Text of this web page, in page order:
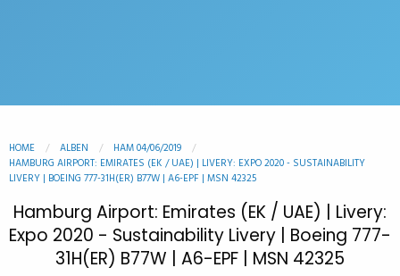
HOME ALBEN
HAM 04/06/2019
HAMBURG AIRPORT: EMIRATES (EK / UAE) | LIVERY: EXPO 2020 - SUSTAINABILITY
LIVERY | BOEING 777-31H(ER) B77W | A6-EPF | MSN 42325
Hamburg Airport: Emirates (EK / UAE) | Livery:
Expo 2020 - Sustainability Livery | Boeing 777-
31H(ER) B77W | A6-EPF | MSN 42325